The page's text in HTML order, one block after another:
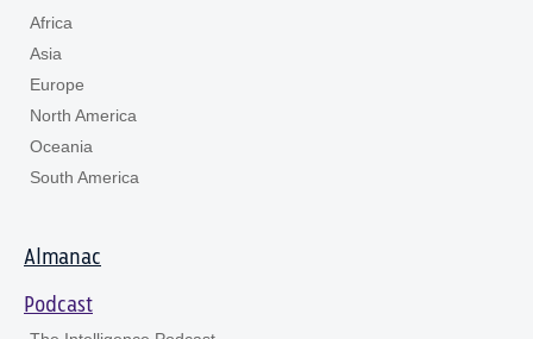
Africa
Asia
Europe
North America
Oceania
South America
Almanac
Podcast